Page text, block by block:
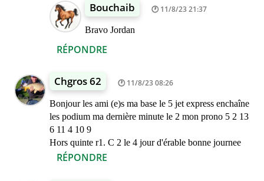
RÉPONDRE
Bouchaib 11/8/23 21:37
Bravo Jordan
Chgros 62 11/8/23 08:26
Bonjour les ami (e)s ma base le 5 jet express enchaîne
les podium ma dernière minute le 2 mon prono 5 2 13
6 11 4 10 9
Hors quinte r1. C 2 le 4 jour d'érable bonne journee
RÉPONDRE